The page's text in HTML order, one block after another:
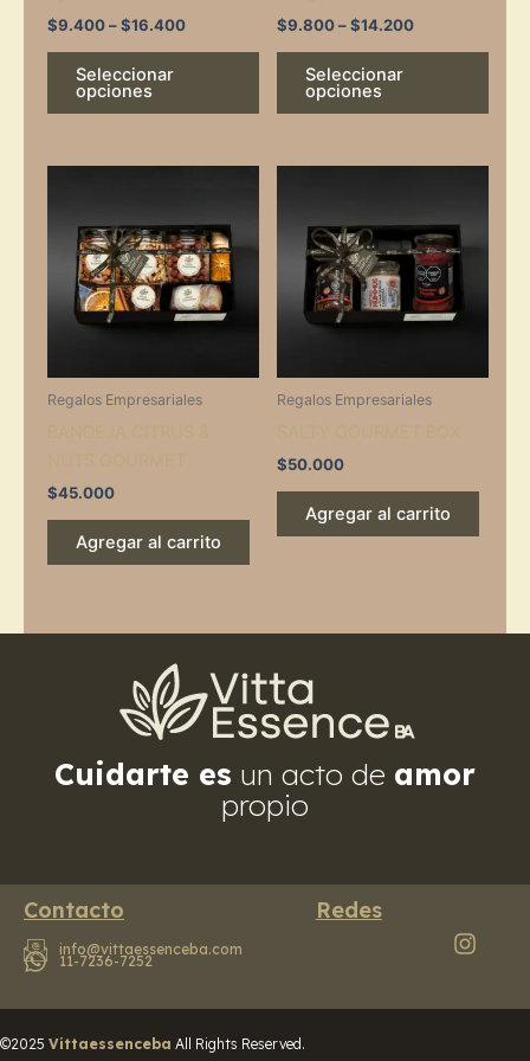
$9.400–$16.400
Seleccionar
opciones
on
the
product
page
$9.800–$14.200
Seleccionar
opciones
the
page
Regalos Empresariales
$45.000
Agregar al carrito
Regalos Empresariales
$50.000
Agregar al carrito
Cuidarte es un acto de amor
propio
Contacto
info@vittaessenceba.com
11-7236-7252
Redes
©2025 Vittaessenceba All Rights Reserved.